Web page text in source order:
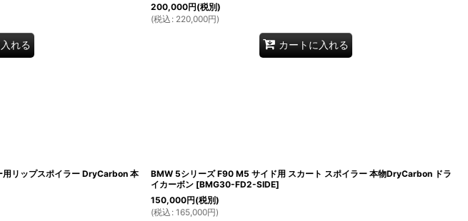
れる
200,000円(税別)
(税込 : 220,000円)
カートに入れる
リップスポイラー DryCarbon 本
BMW 5シリーズ F90 M5 サイド用 スカート スポイラー 本物DryCarbon ドラ
イカーボン [BMG30-FD2-SIDE]
150,000円(税別)
(税込 : 165,000円)